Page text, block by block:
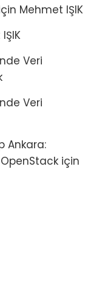
Mehmet IŞIK
Veri
Veri
Ankara:
için